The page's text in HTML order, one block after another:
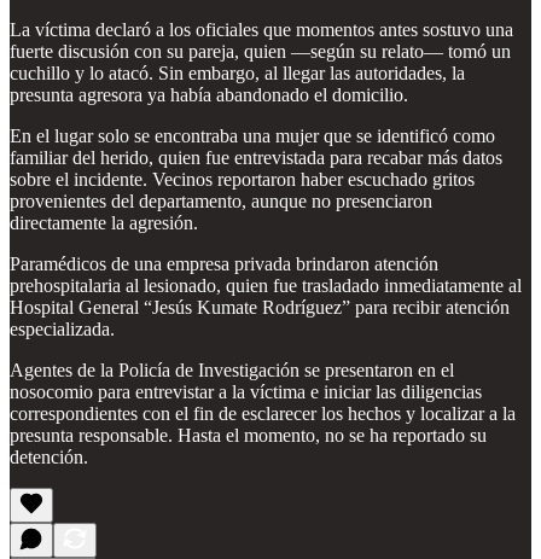
La víctima declaró a los oficiales que momentos antes sostuvo una
fuerte discusión con su pareja, quien —según su relato— tomó un
cuchillo y lo atacó. Sin embargo, al llegar las autoridades, la
presunta agresora ya había abandonado el domicilio.
En el lugar solo se encontraba una mujer que se identificó como
familiar del herido, quien fue entrevistada para recabar más datos
sobre el incidente. Vecinos reportaron haber escuchado gritos
provenientes del departamento, aunque no presenciaron
directamente la agresión.
Paramédicos de una empresa privada brindaron atención
prehospitalaria al lesionado, quien fue trasladado inmediatamente al
Hospital General “Jesús Kumate Rodríguez” para recibir atención
especializada.
Agentes de la Policía de Investigación se presentaron en el
nosocomio para entrevistar a la víctima e iniciar las diligencias
correspondientes con el fin de esclarecer los hechos y localizar a la
presunta responsable. Hasta el momento, no se ha reportado su
detención.